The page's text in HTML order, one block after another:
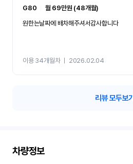
G80
월 69만원 (48개월)
원한는날짜에 배차해주셔서감사합니다
이용 34개월차ㅣ 2026.02.04
리뷰 모두보기
차량정보